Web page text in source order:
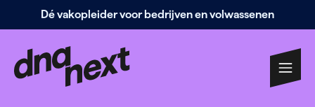
Navigatie
Dé vakopleider voor bedrijven en volwassenen